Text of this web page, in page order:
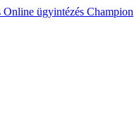
Online ügyintézés Champion